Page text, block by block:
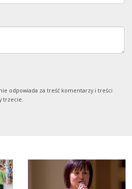
odpowiada za treść komentarzy i treści
trzecie.